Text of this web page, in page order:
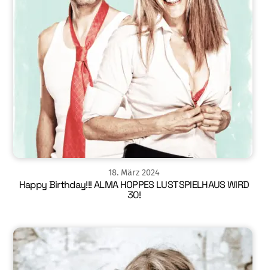
18. März 2024
Happy Birthday!!! ALMA HOPPES LUSTSPIELHAUS WIRD
30!